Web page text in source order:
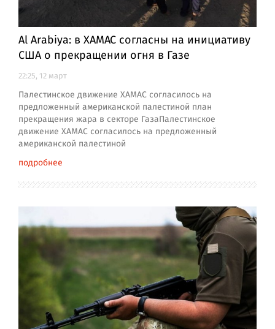
Al Arabiya: в ХАМАС согласны на инициативу
США о прекращении огня в Газе
22:25, 12 март
Палестинское движение ХАМАС согласилось на
предложенный американской палестиной план
прекращения жара в секторе ГазаПалестинское
движение ХАМАС согласилось на предложенный
американской палестиной
подробнее